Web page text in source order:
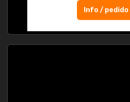
Info / pedido